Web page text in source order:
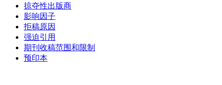
掠夺性出版商
影响因子
拒稿原因
强迫引用
期刊收稿范围和限制
预印本